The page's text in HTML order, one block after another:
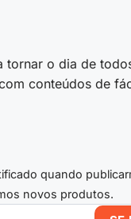
tornar o dia de
conteúdos de
quando
novos produtos.